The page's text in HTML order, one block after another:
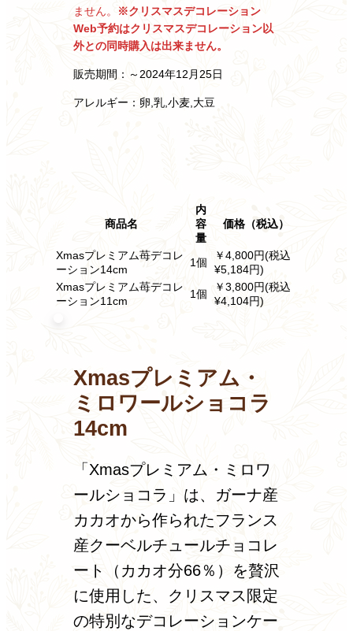
ません。
※クリスマスデコレーション
Web予約はクリスマスデコレーション以
外との同時購入は出来ません。
販売期間：～2024年12月25日
アレルギー：卵,乳,小麦,大豆
商品名
内
容
量
価格（税込）
Xmasプレミアム苺デコレ
ーション14cm
1個
￥4,800円(税込
¥5,184円)
Xmasプレミアム苺デコレ
ーション11cm
1個
￥3,800円(税込
¥4,104円)
Xmasプレミアム・
ミロワールショコラ
14cm
「Xmasプレミアム・ミロワ
ールショコラ」は、ガーナ産
カカオから作られたフランス
産クーベルチュールチョコレ
ート（カカオ分66％）を贅沢
に使用した、クリスマス限定
の特別なデコレーションケー